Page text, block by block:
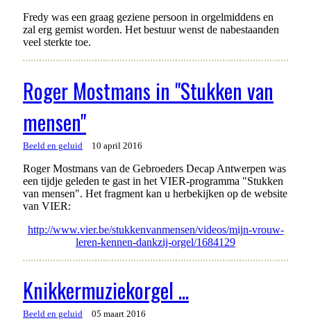
Fredy was een graag geziene persoon in orgelmiddens en
zal erg gemist worden. Het bestuur wenst de nabestaanden
veel sterkte toe.
Roger Mostmans in "Stukken van
mensen"
Beeld en geluid 10 april 2016
Roger Mostmans van de Gebroeders Decap Antwerpen was
een tijdje geleden te gast in het VIER-programma "Stukken
van mensen". Het fragment kan u herbekijken op de website
van VIER:
http://www.vier.be/stukkenvanmensen/videos/mijn-vrouw-
leren-kennen-dankzij-orgel/1684129
Knikkermuziekorgel ...
Beeld en geluid 05 maart 2016